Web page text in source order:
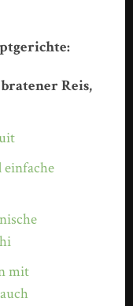
Reis,
einfache
mit